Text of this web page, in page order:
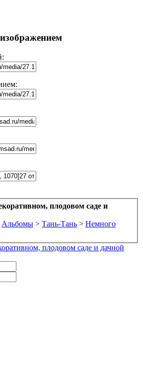
плодовом саде и
Альбомы > Тань-Тань > Немного